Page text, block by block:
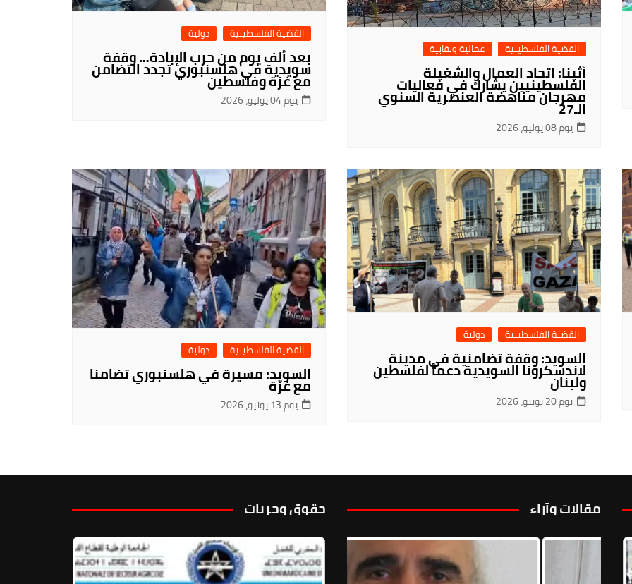
القضية الفلسطينية عمالية ونقابية
أثينا: اتحاد العمال والشغيلة
الفلسطينيين يشارك في فعاليات
مهرجان مناهضة العنصرية السنوي
الـ27
يوم 08 يوليو، 2026
القضية الفلسطينية دولية
بعد ألف يوم من حرب الإبادة… وقفة
سويدية في هلسنبوري تجدد التضامن
مع غزة وفلسطين
يوم 04 يوليو، 2026
القضية الفلسطينية دولية
السويد: وقفة تضامنية في مدينة
لاندسكرونا السويدية دعماً لفلسطين
ولبنان
يوم 20 يونيو، 2026
القضية الفلسطينية دولية
السويد: مسيرة في هلسنبوري تضامنا
مع غزة
يوم 13 يونيو، 2026
مقالات وآراء حقوق وحريات